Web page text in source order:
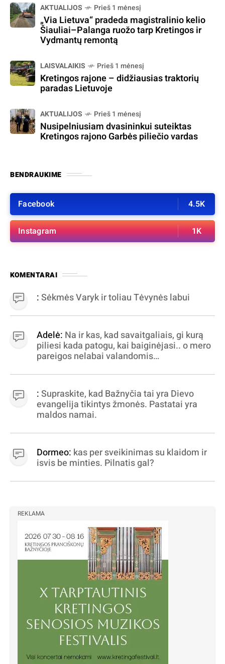
AKTUALIJOS Prieš 1 mėnesį
„Via Lietuva“ pradeda magistralinio kelio
Šiauliai–Palanga ruožo tarp Kretingos ir
Vydmantų remontą
LAISVALAIKIS Prieš 1 mėnesį
Kretingos rajone – didžiausias traktorių
paradas Lietuvoje
AKTUALIJOS Prieš 1 mėnesį
Nusipelniusiam dvasininkui suteiktas
Kretingos rajono Garbės piliečio vardas
BENDRAUKIME
Facebook 4.5K
Instagram 1K
KOMENTARAI
:Sėkmės Varyk ir toliau Tėvynės labui
Adelė: Na ir kas, kad savaitgaliais, gi kurą
piliesi kada patogu, kai baiginėjasi.. o mero
pareigos nelabai valandomis
virpinimas, ieškokit kur milijonus vagia
dujininkai, elektros aferistai, stadionų
statytojai Vilnuje
:Supraskite, kad Bažnyčia tai yra Dievo
evangelija tikintys žmonės. Pastatai yra
maldos namai.
Dormeo: kas per sveikinimas su klaidom ir
isvis be minties. Pilnatis gal?
REKLAMA